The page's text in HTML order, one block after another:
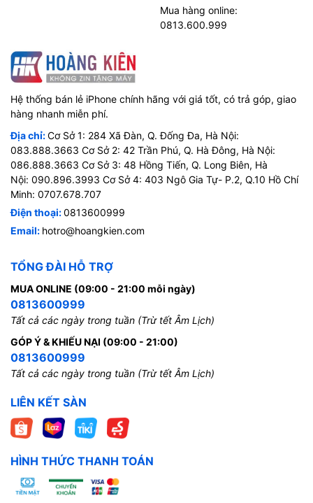
Mua hàng online:
0813.600.999
Hệ thống bán lẻ iPhone chính hãng với giá tốt, có trả góp, giao
hàng nhanh miễn phí.
Địa chỉ:Cơ Sở 1: 284 Xã Đàn, Q. Đống Đa, Hà Nội:
083.888.3663 Cơ Sở 2: 42 Trần Phú, Q. Hà Đông, Hà Nội:
086.888.3663 Cơ Sở 3: 48 Hồng Tiến, Q. Long Biên, Hà
Nội: 090.896.3993 Cơ Sở 4: 403 Ngô Gia Tự- P.2, Q.10 Hồ Chí
Minh: 0707.678.707
Điện thoại:0813600999
Email: hotro@hoangkien.com
TỔNG ĐÀI HỖ TRỢ
MUA ONLINE (09:00 - 21:00 mỗi ngày)
0813600999
Tất cả các ngày trong tuần (Trừ tết Âm Lịch)
GÓP Ý & KHIẾU NẠI (09:00 - 21:00)
0813600999
Tất cả các ngày trong tuần (Trừ tết Âm Lịch)
LIÊN KẾT SÀN
HÌNH THỨC THANH TOÁN